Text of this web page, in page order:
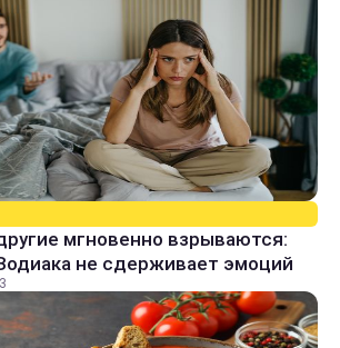
мгновенно взрываются:
не сдерживает эмоций